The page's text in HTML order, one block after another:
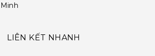
Minh
LIÊN KẾT NHANH